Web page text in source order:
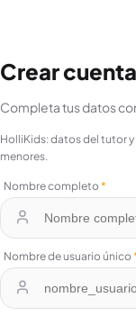
Crear cuenta
Completa tus datos
HolliKids: datos del tutor
menores.
Nombre completo *
Nombre de usuario único